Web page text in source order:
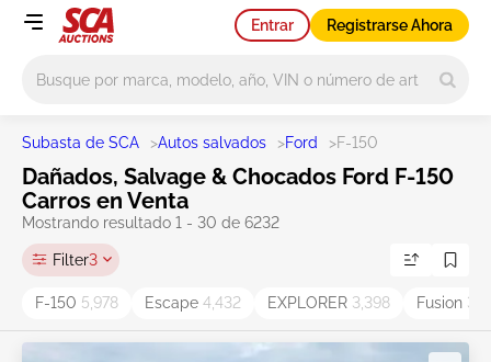
Entrar Registrarse Ahora
Subasta de SCA >Autos salvados >Ford >F-150
Dañados, Salvage & Chocados Ford F-150
Carros en Venta
Mostrando resultado 1 - 30 de 6232
Filter3
F-150 5,978 Escape 4,432 EXPLORER 3,398 Fusion